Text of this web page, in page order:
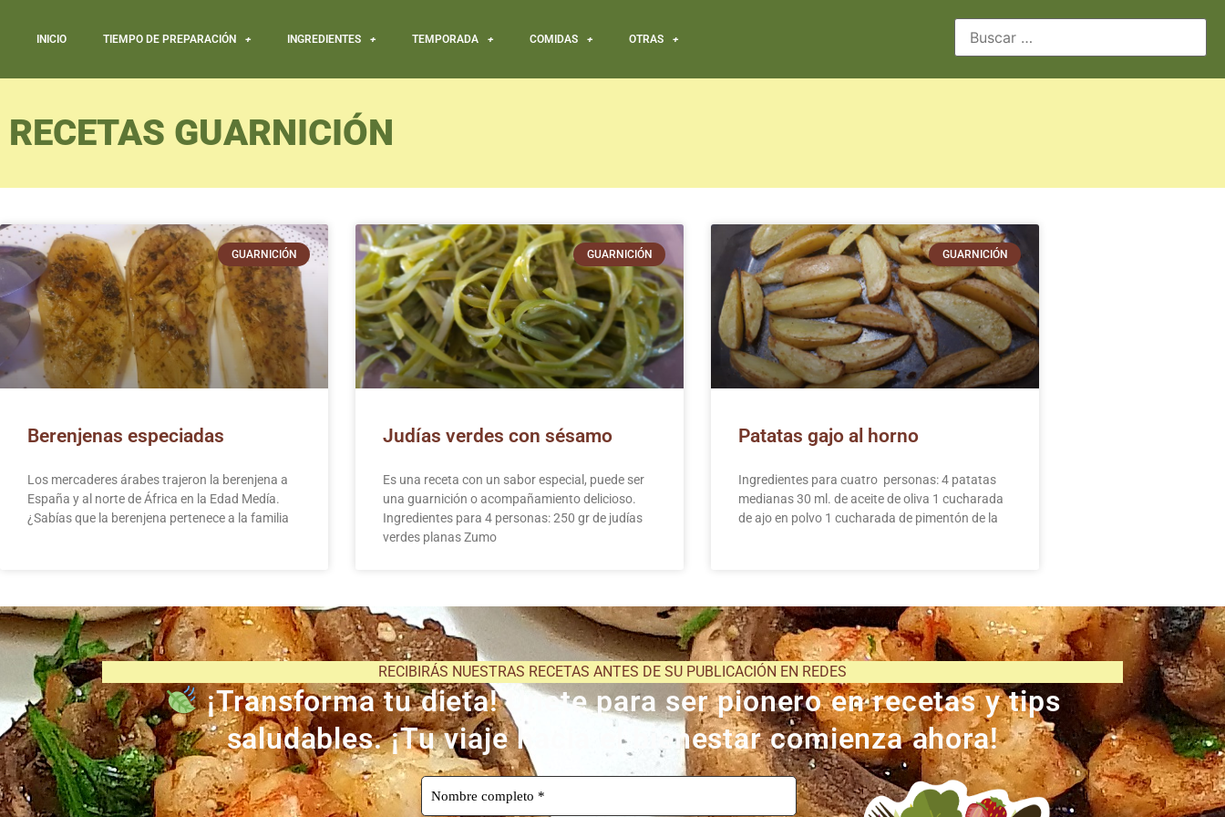
INICIO TIEMPO DE PREPARACIÓN INGREDIENTES TEMPORADA COMIDAS OTRAS
RECETAS GUARNICIÓN
GUARNICIÓN
Berenjenas especiadas
Los mercaderes árabes trajeron la berenjena a
España y al norte de África en la Edad Medía.
¿Sabías que la berenjena pertenece a la familia
GUARNICIÓN
Judías verdes con sésamo
Es una receta con un sabor especial, puede ser
una guarnición o acompañamiento delicioso.
Ingredientes para 4 personas: 250 gr de judías
verdes planas Zumo
GUARNICIÓN
Patatas gajo al horno
Ingredientes para cuatro personas: 4 patatas
medianas 30 ml. de aceite de oliva 1 cucharada
de ajo en polvo 1 cucharada de pimentón de la
RECIBIRÁS NUESTRAS RECETAS ANTES DE SU PUBLICACIÓN EN REDES
¡Transforma tu dieta! Únete para ser pionero en recetas y tips
saludables. ¡Tu viaje hacia el bienestar comienza ahora!